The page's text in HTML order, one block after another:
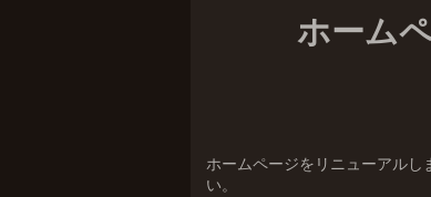
ホーム
ホームページをリニューアルし
い。